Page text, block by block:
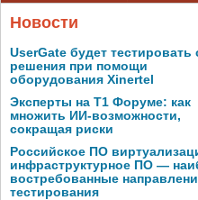
Новости
UserGate будет тестировать
решения при помощи
оборудования Xinertel
Эксперты на Т1 Форуме: как
множить ИИ-возможности,
сокращая риски
Российское ПО
инфраструктурное ПО —
востребованные
тестирования